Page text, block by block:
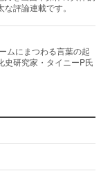
評論連載です。
ムにまつわる言葉の起
史研究家・タイニーP氏